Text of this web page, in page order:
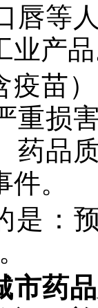
唇等
业产
疫苗
重损
药品
。
是：
市药